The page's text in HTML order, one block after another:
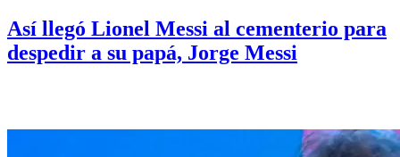
Así llegó Lionel Messi al cementerio para
despedir a su papá, Jorge Messi